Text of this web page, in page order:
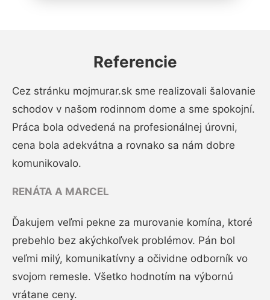
Referencie
Cez stránku mojmurar.sk sme realizovali šalovanie
schodov v našom rodinnom dome a sme spokojní.
Práca bola odvedená na profesionálnej úrovni,
cena bola adekvátna a rovnako sa nám dobre
komunikovalo.
RENÁTA A MARCEL
Ďakujem veľmi pekne za murovanie komína, ktoré
prebehlo bez akýchkoľvek problémov. Pán bol
veľmi milý, komunikatívny a očividne odborník vo
svojom remesle. Všetko hodnotím na výbornú
vrátane ceny.